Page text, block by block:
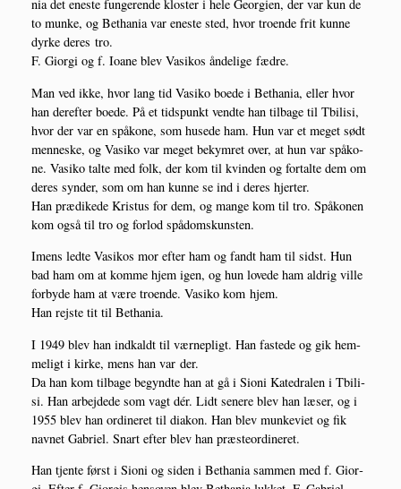
nia det ene­ste fun­ge­ren­de klo­ster i hele Geor­gi­en, der var kun de
to mun­ke, og Bet­ha­nia var ene­ste sted, hvor tro­en­de frit kun­ne
dyr­ke deres tro.
F. Gio­r­gi og f. Ioa­ne blev Vasi­kos ånde­li­ge fædre.
Man ved ikke, hvor lang tid Vasi­ko boe­de i Bet­ha­nia, eller hvor
han der­ef­ter boe­de. På et tids­punkt vend­te han til­ba­ge til Tbi­li­si,
hvor der var en spå­ko­ne, som huse­de ham. Hun var et meget sødt
men­ne­ske, og Vasi­ko var meget bekym­ret over, at hun var spå­ko­
ne. Vasi­ko tal­te med folk, der kom til kvin­den og for­tal­te dem om
deres syn­der, som om han kun­ne se ind i deres hjerter.
Han præ­di­ke­de Kristus for dem, og man­ge kom til tro. Spå­ko­nen
kom også til tro og for­lod spådomskunsten.
Imens led­te Vasi­kos mor efter ham og fandt ham til sidst. Hun
bad ham om at kom­me hjem igen, og hun love­de ham aldrig vil­le
for­by­de ham at være tro­en­de. Vasi­ko kom hjem.
Han rej­ste tit til Bethania.
I 1949 blev han ind­kaldt til vær­nepligt. Han faste­de og gik hem­
me­ligt i kir­ke, mens han var der.
Da han kom til­ba­ge begynd­te han at gå i Sio­ni Katedralen i Tbi­li­
si. Han arbej­de­de som vagt dér. Lidt sene­re blev han læser, og i
1955 blev han ordi­ne­ret til dia­kon. Han blev mun­ke­vi­et og fik
nav­net Gabri­el. Snart efter blev han præsteordineret.
Han tjen­te først i Sio­ni og siden i Bet­ha­nia sam­men med f. Gio­r­